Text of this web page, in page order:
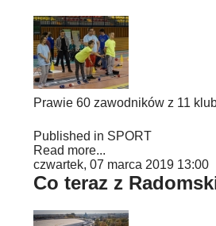
Prawie 60 zawodników z 11
Published in SPORT
Read more...
czwartek, 07 marca 2019 13:00
Co teraz z